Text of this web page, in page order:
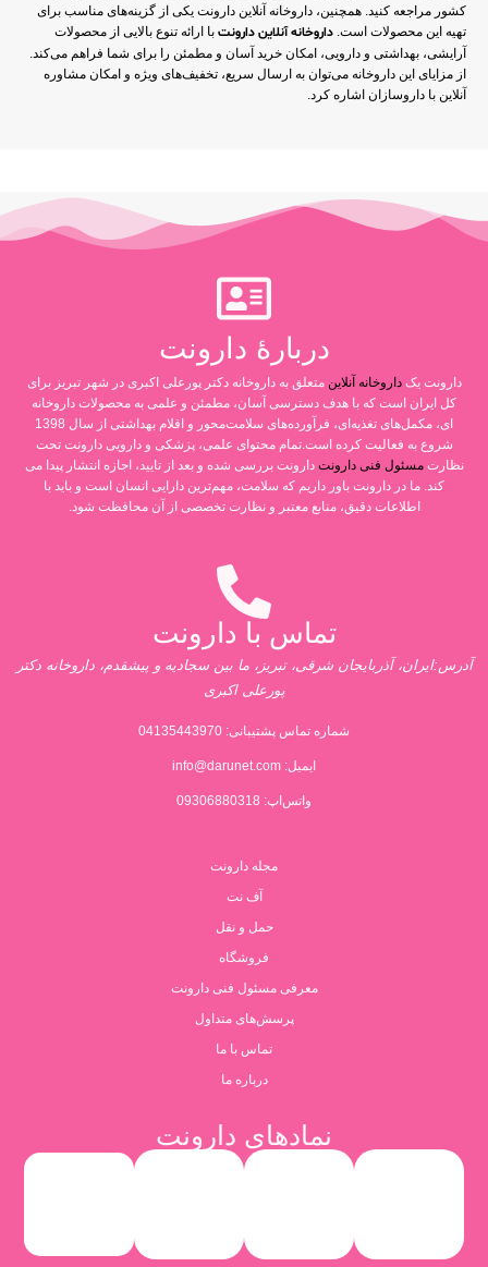
کشور مراجعه کنید. همچنین، داروخانه آنلاین دارونت یکی از گزینه‌های مناسب برای
تهیه این محصولات است. داروخانه آنلاین دارونت با ارائه تنوع بالایی از محصولات
آرایشی، بهداشتی و دارویی، امکان خرید آسان و مطمئن را برای شما فراهم می‌کند.
از مزایای این داروخانه می‌توان به ارسال سریع، تخفیف‌های ویژه و امکان مشاوره
آنلاین با داروسازان اشاره کرد.
دربارۀ دارونت
دارونت یکداروخانه آنلاین متعلق به داروخانه دکتر پورعلی اکبری در شهر تبریز برای
کل ایران است که با هدف دسترسی آسان، مطمئن و علمی به محصولات داروخانه
ای، مکمل‌های تغذیه‌ای، فرآورده‌های سلامت‌محور و اقلام بهداشتی از سال 1398
شروع به فعالیت کرده است.تمام محتوای علمی، پزشکی و دارویی دارونت تحت
نظارتمسئول فنی دارونت دارونت بررسی شده و بعد از تایید، اجازه انتشار پیدا می
کند. ما در دارونت باور داریم که سلامت، مهم‌ترین دارایی انسان است و باید با
اطلاعات دقیق، منابع معتبر و نظارت تخصصی از آن محافظت شود.
تماس با دارونت
آدرس:ایران، آذربایجان شرقی، تبریز، ما بین سجادیه و پیشقدم، داروخانه دکتر
پورعلی اکبری
شماره تماس پشتیبانی: 04135443970
ایمیل: info@darunet.com
واتس‌اپ: 09306880318
مجله دارونت
آف نت
حمل و نقل
فروشگاه
معرفی مسئول فنی دارونت
پرسش‌های متداول
تماس با ما
درباره ما
نمادهای دارونت